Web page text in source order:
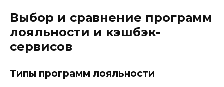
Выбор и сравнение программ
лояльности и кэшбэк-
сервисов
Типы программ лояльности